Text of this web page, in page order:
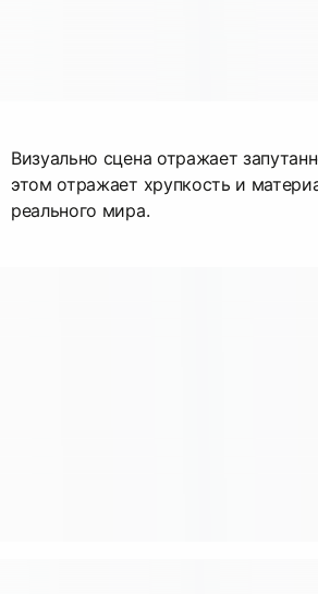
Визуально сцена отражает
этом отражает хрупкость и
реального мира.